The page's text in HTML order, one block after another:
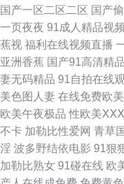
中文字幕 国产综合在线视
中文在线资源库 菠萝AV免
三级三级 人人插人人舔 中文
坛网址 激情网男人天堂 玩
堂在线 丁香婷婷在线 欧美
国产一区二区二区 国产
一页夜夜 91成人精品视频
蕉视 福利在线视频直播
亚洲香蕉 国产91高清精品
妻无码精品 91自拍在线
美色图人妻 在线免费欧
欧美午夜极品 性欧美
不卡 加勒比性爱网 青草
淫 波多野结依电影 91狠
加勒比熟女 91碰在线 欧